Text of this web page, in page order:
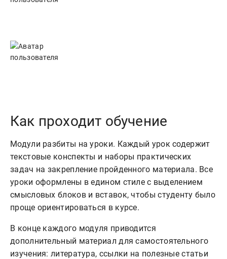
Как проходит обучение
Модули разбиты на уроки. Каждый урок содержит
текстовые конспекты и наборы практических
задач на закрепление пройденного материала. Все
уроки оформлены в едином стиле с выделением
смысловых блоков и вставок, чтобы студенту было
проще ориентироваться в курсе.
В конце каждого модуля приводится
дополнительный материал для самостоятельного
изучения: литература, ссылки на полезные статьи